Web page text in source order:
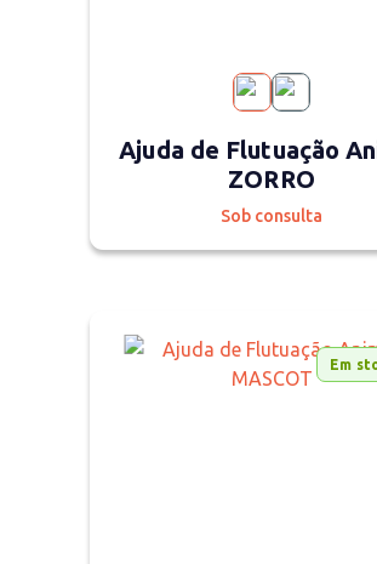
Ajuda de Flutuação
ZORRO
Sob consulta
Em